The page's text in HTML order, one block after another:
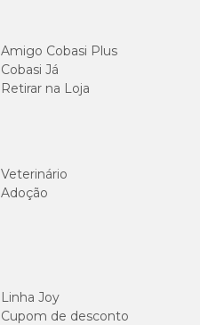
Amigo Cobasi Plus
Cobasi Já
Retirar na Loja
Veterinário
Adoção
Linha Joy
Cupom de desconto